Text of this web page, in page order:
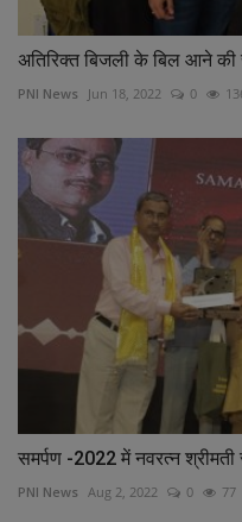
अतिरिक्त बिजली के बिल आने
PNI News Jun 18, 2022 0
समर्पण -2022 में नवरत्न श्रीमती
PNI News Aug 2, 2022 0 77